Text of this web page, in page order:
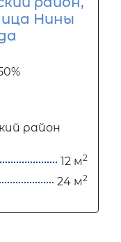
Нины
район
12 м2
24 м2